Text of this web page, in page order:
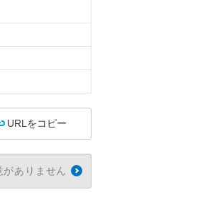
URLをコピー
がありません